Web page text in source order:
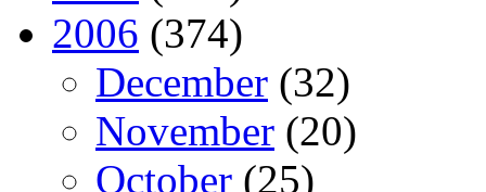
2006 (374)
December (32)
November (20)
October (25)